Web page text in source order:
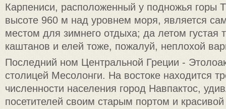
Карпениси, расположенный у подножья горы
высоте 960 м над уровнем моря, является
местом для зимнего отдыха; да летом густая
каштанов и елей тоже, пожалуй, неплохой
Последний ном Центральной Греции -
столицей Месолонги. На востоке находится
численности населения город Навпактос,
посетителей своим старым портом и